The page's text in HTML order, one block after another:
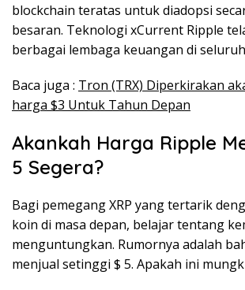
blockchain teratas untuk diadopsi
besaran. Teknologi xCurrent Ripple
berbagai lembaga keuangan di
Baca juga : Tron (TRX) Diperkirakan
harga $3 Untuk Tahun Depan
Akankah Harga Ripple
5 Segera?
Bagi pemegang XRP yang tertarik
koin di masa depan, belajar tentang
menguntungkan. Rumornya adalah
menjual setinggi $ 5. Apakah ini